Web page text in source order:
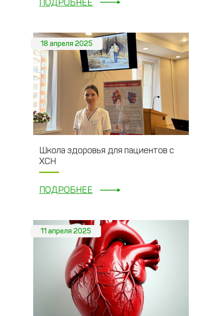
ПОДРОБНЕЕ
18 апреля 2025
Школа здоровья для пациентов с
ХСН
ПОДРОБНЕЕ
11 апреля 2025